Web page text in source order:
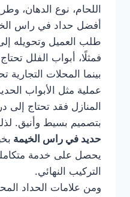
اللحام، نوع الدهان،
أفضل حداد في راس
طلب العميل وتحويله
فمثلًا، أبواب الفلل
بينما المحلات التجارية
عملية مثل الأبواب
المنازل فقد تحتاج إلى
بتصميم بسيط وأنيق.
حديد في راس الخيمة
يحصل على خدمة
التركيب النهائي.
ومن علامات الحداد